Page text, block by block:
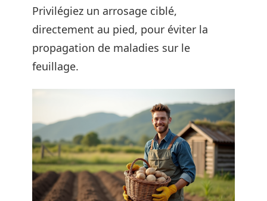
Privilégiez un arrosage ciblé,
directement au pied, pour éviter la
propagation de maladies sur le
feuillage.